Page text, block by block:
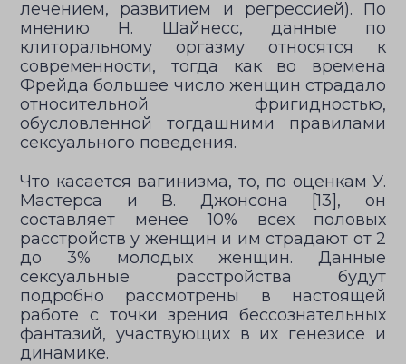
лечением, развитием и регрессией). По
мнению Н. Шайнесс, данные по
клиторальному оргазму относятся к
современности, тогда как во времена
Фрейда большее число женщин страдало
относительной фригидностью,
обусловленной тогдашними правилами
сексуального поведения.
Что касается вагинизма, то, по оценкам У.
Мастерcа и В. Джонсона [13], он
составляет менее 10% всех половых
расстройств у женщин и им страдают от 2
до 3% молодых женщин. Данные
сексуальные расстройства будут
подробно рассмотрены в настоящей
работе с точки зрения бессознательных
фантазий, участвующих в их генезисе и
динамике.